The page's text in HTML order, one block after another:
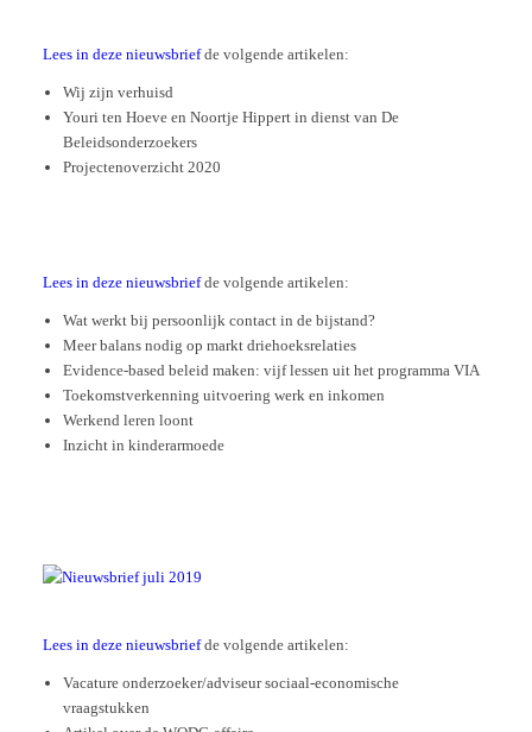
Lees in deze nieuwsbriefde volgende artikelen:
Wij zijn verhuisd
Youri ten Hoeve en Noortje Hippert in dienst van De
Beleidsonderzoekers
Projectenoverzicht 2020
Lees in deze nieuwsbriefde volgende artikelen:
Wat werkt bij persoonlijk contact in de bijstand?
Meer balans nodig op markt driehoeksrelaties
Evidence-based beleid maken: vijf lessen uit het programma VIA
Toekomstverkenning uitvoering werk en inkomen
Werkend leren loont
Inzicht in kinderarmoede
Lees in deze nieuwsbriefde volgende artikelen:
Vacature onderzoeker/adviseur sociaal-economische
vraagstukken